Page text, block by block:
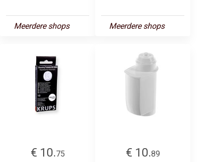
Meerdere shops Meerdere shops
€ 10.75
€ 10.89